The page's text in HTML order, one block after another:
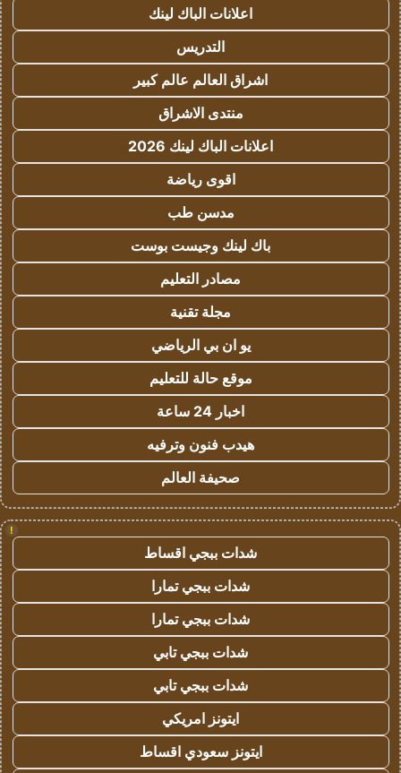
اعلانات الباك لينك
التدريس
اشراق العالم عالم كبير
منتدى الاشراق
اعلانات الباك لينك 2026
اقوى رياضة
مدسن طب
باك لينك وجيست بوست
مصادر التعليم
مجلة تقنية
يو ان بي الرياضي
موقع حالة للتعليم
اخبار 24 ساعة
هيدب فنون وترفيه
صحيفة العالم
!
شدات ببجي اقساط
شدات ببجي تمارا
شدات ببجي تمارا
شدات ببجي تابي
شدات ببجي تابي
ايتونز امريكي
ايتونز سعودي اقساط